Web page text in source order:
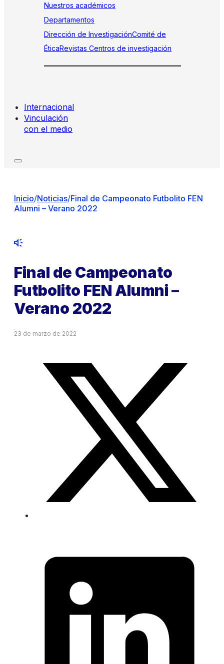
Nuestros académicos
Departamentos
Dirección de InvestigaciónComité de
ÉticaRevistas Centros de investigación
Internacional
Vinculación
con el medio
Inicio/Noticias/Final de Campeonato Futbolito FEN
Alumni – Verano 2022
Final de Campeonato
Futbolito FEN Alumni –
Verano 2022
23 de marzo de 2022